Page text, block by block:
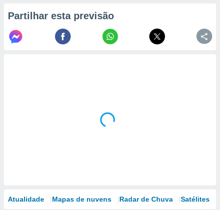
Partilhar esta previsão
Atualidade Mapas de nuvens Radar de Chuva Satélites